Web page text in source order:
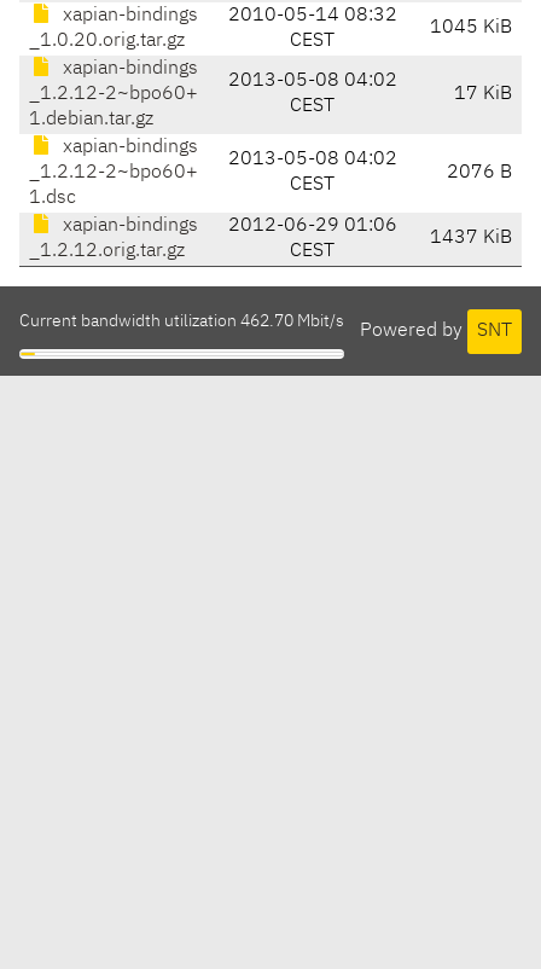
xapian-bindings
_1.0.20.orig.tar.gz
2010-05-14 08:32
CEST
1045 KiB
xapian-bindings
_1.2.12-2~bpo60+
1.debian.tar.gz
2013-05-08 04:02
CEST
17 KiB
xapian-bindings
_1.2.12-2~bpo60+
1.dsc
2013-05-08 04:02
CEST
2076 B
xapian-bindings
_1.2.12.orig.tar.gz
2012-06-29 01:06
CEST
1437 KiB
Powered by SNT
Current bandwidth utilization 462.70 Mbit/s